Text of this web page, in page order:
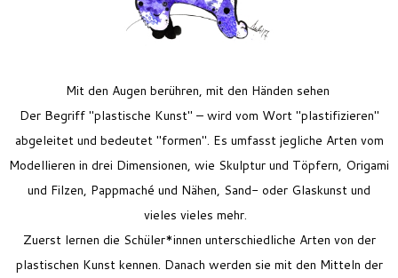
Mit den Augen berühren, mit den Händen sehen
Der Begriff "plastische Kunst" – wird vom Wort"plastifizieren"
abgeleitet und bedeutet "formen". Es umfasst jegliche Arten vom
Modellieren in drei Dimensionen, wie Skulptur und Töpfern, Origami
und Filzen, Pappmaché und Nähen, Sand- oder Glaskunst und
vieles vieles mehr.
Zuerst lernen die Schüler*innen unterschiedliche Arten von der
plastischen Kunst kennen. Danach werden sie mit den Mitteln der